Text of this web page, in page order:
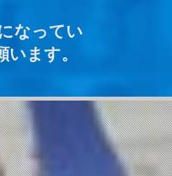
なってい
ます。